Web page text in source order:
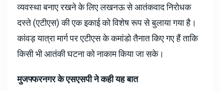
व्यवस्था बनाए रखने के लिए लखनऊ से आतंकवाद निरोधक
दस्ते (एटीएस) की एक इकाई को विशेष रूप से बुलाया गया है।
कांवड़ यात्रा मार्ग पर एटीएस के कमांडो तैनात किए गए हैं ताकि
किसी भी आतंकी घटना को नाकाम किया जा सके।
मुजफ्फरनगर के एसएसपी ने कही यह बात